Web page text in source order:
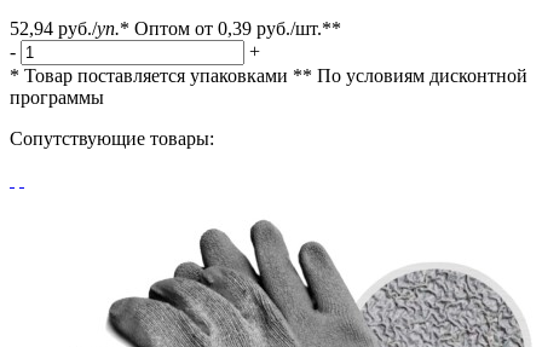
52,94 руб./уп.* Оптом от 0,39 руб./шт.**
-
+
* Товар поставляется упаковками ** По условиям дисконтной
программы
Сопутствующие товары: